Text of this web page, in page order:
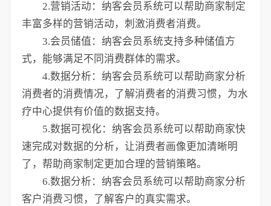
2.营销活动：纳客会员系统可以帮助商家制定
丰富多样的营销活动，刺激消费者消费。
3.会员储值：纳客会员系统支持多种储值方
式，能够满足不同消费群体的需求。
4.数据分析：纳客会员系统可以帮助商家分析
消费者的消费情况，了解消费者的消费习惯，为水
疗中心提供有价值的数据支持。
5.数据可视化：纳客会员系统可以帮助商家快
速完成对数据的分析，让消费者画像更加清晰明
了，帮助商家制定更加合理的营销策略。
6.数据分析：纳客会员系统可以帮助商家分析
客户消费习惯，了解客户的真实需求。